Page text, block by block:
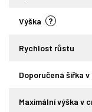
?
Výška
Rychlost růstu
Doporučená šířka v
Maximální výška v